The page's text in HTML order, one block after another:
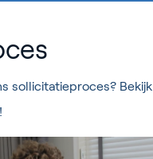
sollicitatieproces? Bekijk